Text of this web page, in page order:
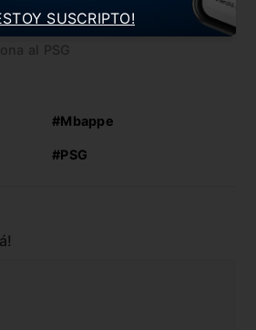
en retener a Mbappé
al PSG
#Mbappe
#PSG
SUSCRIPTO!